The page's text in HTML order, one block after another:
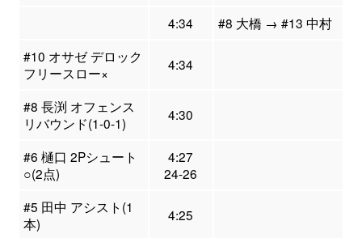
4:34
#8 大橋 → #13 中村
#10 オサゼ デロック
フリースロー×
4:34
#8 長渕 オフェンス
リバウンド(1-0-1)
4:30
#6 樋口 2Pシュート
○(2点)
4:27
24-26
#5 田中 アシスト(1
本)
4:25